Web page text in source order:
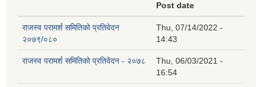
Post date
राजस्व परामर्श समितिको प्रतिवेदन
२०७९/०८०
Thu, 07/14/2022 -
14:43
राजस्व परामर्श समितिको प्रतिवेदन - २०७८
Thu, 06/03/2021 -
16:54